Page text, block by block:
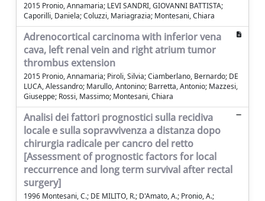
2015 Pronio, Annamaria; LEVI SANDRI, GIOVANNI BATTISTA;
Caporilli, Daniela; Coluzzi, Mariagrazia; Montesani, Chiara
Adrenocortical carcinoma with inferior vena
cava, left renal vein and right atrium tumor
thrombus extension
2015 Pronio, Annamaria; Piroli, Silvia; Ciamberlano, Bernardo; DE
LUCA, Alessandro; Marullo, Antonino; Barretta, Antonio; Mazzesi,
Giuseppe; Rossi, Massimo; Montesani, Chiara
Analisi dei fattori prognostici sulla recidiva
locale e sulla sopravvivenza a distanza dopo
chirurgia radicale per cancro del retto
[Assessment of prognostic factors for local
reccurrence and long term survival after rectal
surgery]
1996 Montesani, C.; DE MILITO, R.; D'Amato, A.; Pronio, A.;